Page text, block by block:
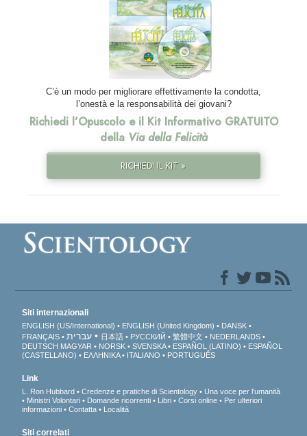
C’è un modo per migliorare effettivamente la condotta,
l’onestà e la responsabilità dei giovani?
Richiedi l’Opuscolo e il Kit Informativo GRATUITO
della Via della Felicità
RICHIEDI IL KIT »
Siti internazionali
ENGLISH (US/International) ENGLISH (United Kingdom)
DANSK
FRANÇAIS
עברית 日本語 РУССКИЙ 繁體中文
NEDERLANDS
DEUTSCH MAGYAR NORSK SVENSKA ESPAÑOL (LATINO)
ESPAÑOL
(CASTELLANO)
ΕΛΛΗΝΙΚA ITALIANO PORTUGUÊS
Link
L. Ron Hubbard Credenze e pratiche di Scientology
Una voce per l’umanità
Ministri Volontari
Domande ricorrenti Libri Corsi online
Per ulteriori
informazioni
Contatta Località
Siti correlati